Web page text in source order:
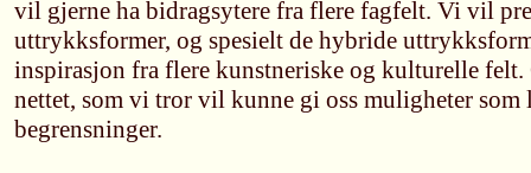
vil gjerne ha bidragsytere fra flere fagfelt. Vi vil
uttrykksformer, og spesielt de hybride
inspirasjon fra flere kunstneriske og kulturelle felt.
nettet, som vi tror vil kunne gi oss muligheter som
begrensninger.